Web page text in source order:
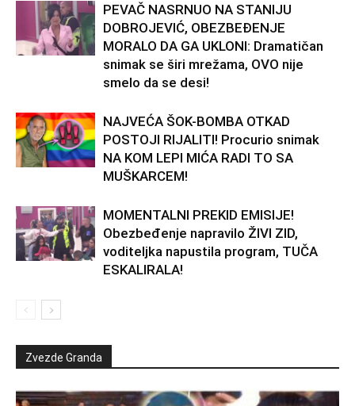
PEVAČ NASRNUO NA STANIJU
DOBROJEVIĆ, OBEZBEĐENJE
MORALO DA GA UKLONI: Dramatičan
snimak se širi mrežama, OVO nije
smelo da se desi!
NAJVEĆA ŠOK-BOMBA OTKAD
POSTOJI RIJALITI! Procurio snimak
NA KOM LEPI MIĆA RADI TO SA
MUŠKARCEM!
MOMENTALNI PREKID EMISIJE!
Obezbeđenje napravilo ŽIVI ZID,
voditeljka napustila program, TUČA
ESKALIRALA!
Zvezde Granda